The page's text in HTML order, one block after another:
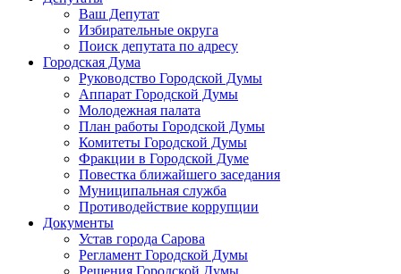
Ваш Депутат
Избирательные округа
Поиск депутата по адресу
Городская Дума
Руководство Городской Думы
Аппарат Городской Думы
Молодежная палата
План работы Городской Думы
Комитеты Городской Думы
Фракции в Городской Думе
Повестка ближайшего заседания
Муниципальная служба
Противодействие коррупции
Документы
Устав города Сарова
Регламент Городской Думы
Решения Городской Думы